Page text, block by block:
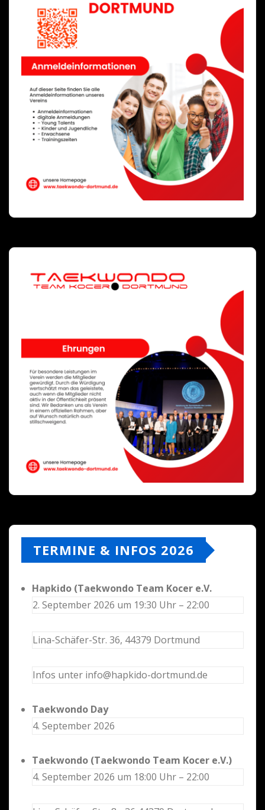
TERMINE & INFOS 2026
Hapkido (Taekwondo Team Kocer e.V.
2. September 2026 um 19:30 Uhr – 22:00
Lina-Schäfer-Str. 36, 44379 Dortmund
Infos unter info@hapkido-dortmund.de
Taekwondo Day
4. September 2026
Taekwondo (Taekwondo Team Kocer e.V.)
4. September 2026 um 18:00 Uhr – 22:00